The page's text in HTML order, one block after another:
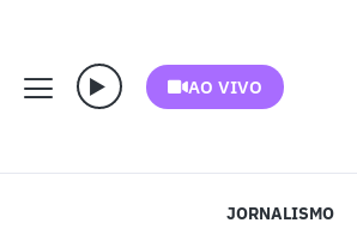
AO VIVO
JORNALISMO